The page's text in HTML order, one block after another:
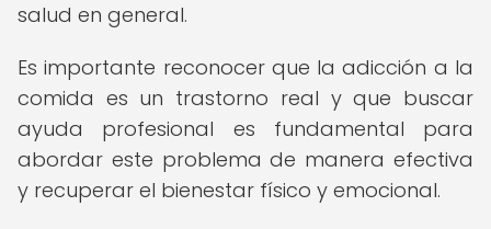
salud en general.
Es importante reconocer que la adicción a la
comida es un trastorno real y que buscar
ayuda profesional es fundamental para
abordar este problema de manera efectiva
y recuperar el bienestar físico y emocional.